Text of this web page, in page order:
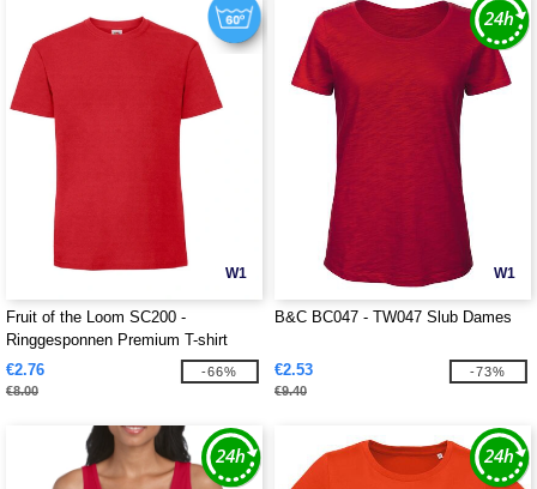
W1
Fruit of the Loom SC200 -
Ringgesponnen Premium T-shirt
€2.76
€8.00
-66%
W1
B&C BC047 - TW047 Slub Dames
€2.53
€9.40
-73%